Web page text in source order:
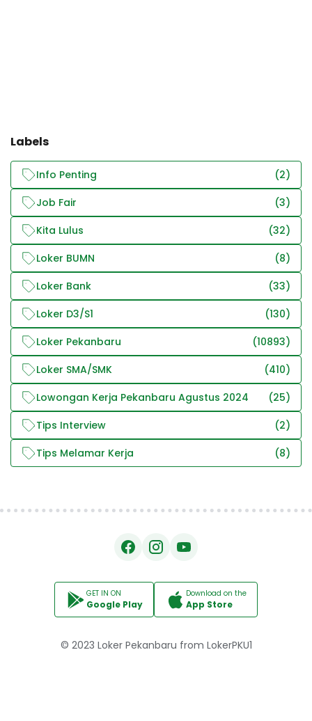
Labels
Info Penting
(2)
Job Fair
(3)
Kita Lulus
(32)
Loker BUMN
(8)
Loker Bank
(33)
Loker D3/S1
(130)
Loker Pekanbaru
(10893)
Loker SMA/SMK
(410)
Lowongan Kerja Pekanbaru Agustus 2024
(25)
Tips Interview
(2)
Tips Melamar Kerja
(8)
GET IN ON
Google Play
Download on the
App Store
© 2023 Loker Pekanbaru from LokerPKU1